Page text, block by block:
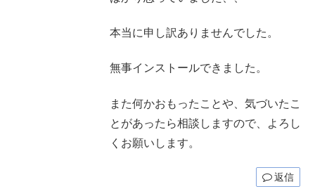
本当に申し訳ありませんでした。
無事インストールできました。
また何かおもったことや、気づいたこ
とがあったら相談しますので、よろし
くお願いします。
返信